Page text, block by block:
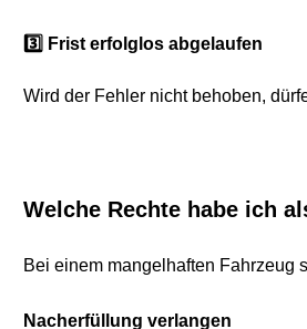
3️⃣ Frist erfolglos abgelaufen
Wird der Fehler nicht behoben, dürfen
Welche Rechte habe ich als
Bei einem mangelhaften Fahrzeug
Nacherfüllung verlangen